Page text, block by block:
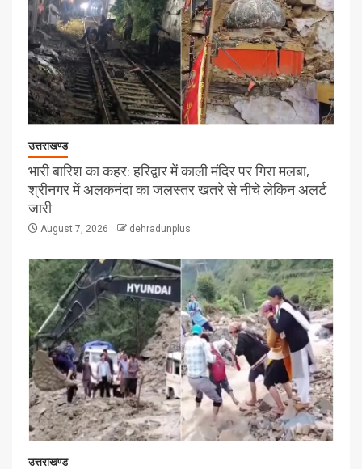
उत्तराखण्ड
भारी बारिश का कहर: हरिद्वार में काली मंदिर पर गिरा मलबा,
श्रीनगर में अलकनंदा का जलस्तर खतरे से नीचे लेकिन अलर्ट
जारी
August 7, 2026 dehradunplus
उत्तराखण्ड